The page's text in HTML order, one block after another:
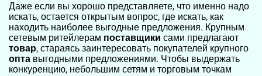
Даже если вы хорошо представляете, что именно надо
искать, остается открытым вопрос, где искать, как
находить наиболее выгодные предложения. Крупным
сетевым ритейлерам поставщики сами предлагают
товар, стараясь заинтересовать покупателей крупного
опта выгодными предложениями. Чтобы выдержать
конкуренцию, небольшим сетям и торговым точкам